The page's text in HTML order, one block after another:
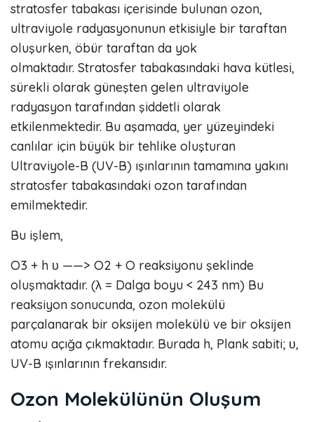
stratosfer tabakası içerisinde bulunan ozon,
ultraviyole radyasyonunun etkisiyle bir taraftan
oluşurken, öbür taraftan da yok
olmaktadır. Stratosfer tabakasındaki hava kütlesi,
sürekli olarak güneşten gelen ultraviyole
radyasyon tarafından şiddetli olarak
etkilenmektedir. Bu aşamada, yer yüzeyindeki
canlılar için büyük bir tehlike oluşturan
Ultraviyole-B (UV-B) ışınlarının tamamına yakını
stratosfer tabakasındaki ozon tarafından
emilmektedir.
Bu işlem,
O3 + h υ ——> O2 + O reaksiyonu şeklinde
oluşmaktadır. (λ = Dalga boyu < 243 nm) Bu
reaksiyon sonucunda, ozon molekülü
parçalanarak bir oksijen molekülü ve bir oksijen
atomu açığa çıkmaktadır. Burada h, Plank sabiti; υ,
UV-B ışınlarının frekansıdır.
Ozon Molekülünün Oluşum